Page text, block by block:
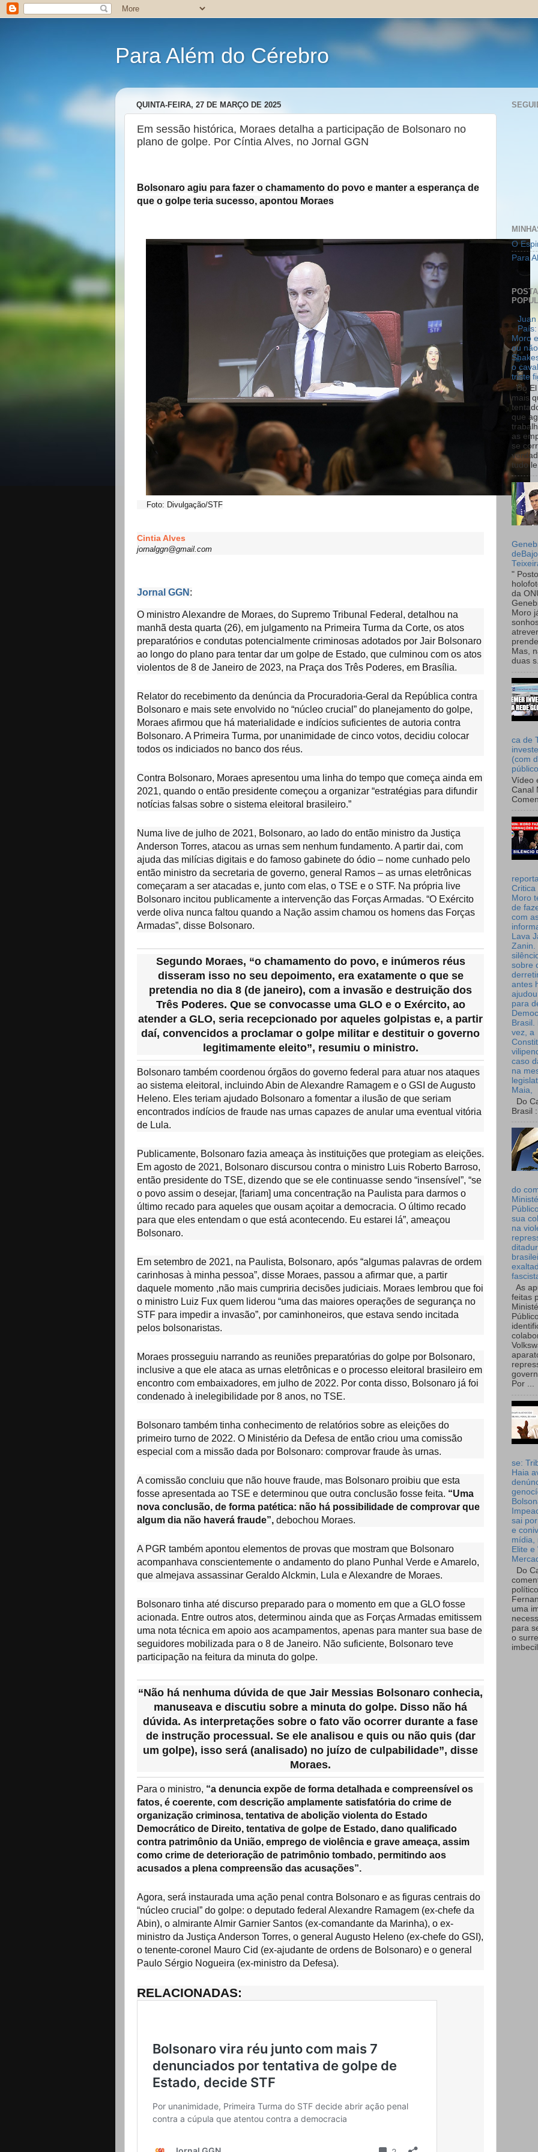
Para Além do Cérebro
QUINTA-FEIRA, 27 DE MARÇO DE 2025
Em sessão histórica, Moraes detalha a participação de Bolsonaro no
plano de golpe. Por Cíntia Alves, no Jornal GGN
Bolsonaro agiu para fazer o chamamento do povo e manter a esperança de
que o golpe teria sucesso, apontou Moraes
Foto: Divulgação/STF
Cintia Alves
jornalggn@gmail.com
Jornal GGN :
O ministro Alexandre de Moraes, do Supremo Tribunal Federal, detalhou na
manhã desta quarta (26), em julgamento na Primeira Turma da Corte, os atos
preparatórios e condutas potencialmente criminosas adotados por Jair Bolsonaro
ao longo do plano para tentar dar um golpe de Estado, que culminou com os atos
violentos de 8 de Janeiro de 2023, na Praça dos Três Poderes, em Brasília.
Relator do recebimento da denúncia da Procuradoria-Geral da República contra
Bolsonaro e mais sete envolvido no “núcleo crucial” do planejamento do golpe,
Moraes afirmou que há materialidade e indícios suficientes de autoria contra
Bolsonaro. A Primeira Turma, por unanimidade de cinco votos, decidiu colocar
todos os indiciados no banco dos réus.
Contra Bolsonaro, Moraes apresentou uma linha do tempo que começa ainda em
2021, quando o então presidente começou a organizar “estratégias para difundir
notícias falsas sobre o sistema eleitoral brasileiro.”
Numa live de julho de 2021, Bolsonaro, ao lado do então ministro da Justiça
Anderson Torres, atacou as urnas sem nenhum fundamento. A partir dai, com
ajuda das milícias digitais e do famoso gabinete do ódio – nome cunhado pelo
então ministro da secretaria de governo, general Ramos – as urnas eletrônicas
começaram a ser atacadas e, junto com elas, o TSE e o STF. Na própria live
Bolsonaro incitou publicamente a intervenção das Forças Armadas. “O Exército
verde oliva nunca faltou quando a Nação assim chamou os homens das Forças
Armadas”, disse Bolsonaro.
Segundo Moraes, “o chamamento do povo, e inúmeros réus
disseram isso no seu depoimento, era exatamente o que se
pretendia no dia 8 (de janeiro), com a invasão e destruição dos
Três Poderes. Que se convocasse uma GLO e o Exército, ao
atender a GLO, seria recepcionado por aqueles golpistas e, a partir
daí, convencidos a proclamar o golpe militar e destituir o governo
legitimamente eleito”, resumiu o ministro.
Bolsonaro também coordenou órgãos do governo federal para atuar nos ataques
ao sistema eleitoral, incluindo Abin de Alexandre Ramagem e o GSI de Augusto
Heleno. Eles teriam ajudado Bolsonaro a fomentar a ilusão de que seriam
encontrados indícios de fraude nas urnas capazes de anular uma eventual vitória
de Lula.
Publicamente, Bolsonaro fazia ameaça às instituições que protegiam as eleições.
Em agosto de 2021, Bolsonaro discursou contra o ministro Luis Roberto Barroso,
então presidente do TSE, dizendo que se ele continuasse sendo “insensível”, “se
o povo assim o desejar, [fariam] uma concentração na Paulista para darmos o
último recado para aqueles que ousam açoitar a democracia. O último recado
para que eles entendam o que está acontecendo. Eu estarei lá”, ameaçou
Bolsonaro.
Em setembro de 2021, na Paulista, Bolsonaro, após “algumas palavras de ordem
carinhosas à minha pessoa”, disse Moraes, passou a afirmar que, a partir
daquele momento ,não mais cumpriria decisões judiciais. Moraes lembrou que foi
o ministro Luiz Fux quem liderou “uma das maiores operações de segurança no
STF para impedir a invasão”, por caminhoneiros, que estava sendo incitada
pelos bolsonaristas.
Moraes prosseguiu narrando as reuniões preparatórias do golpe por Bolsonaro,
inclusive a que ele ataca as urnas eletrônicas e o processo eleitoral brasileiro em
encontro com embaixadores, em julho de 2022. Por conta disso, Bolsonaro já foi
condenado à inelegibilidade por 8 anos, no TSE.
Bolsonaro também tinha conhecimento de relatórios sobre as eleições do
primeiro turno de 2022. O Ministério da Defesa de então criou uma comissão
especial com a missão dada por Bolsonaro: comprovar fraude às urnas.
A comissão concluiu que não houve fraude, mas Bolsonaro proibiu que esta
fosse apresentada ao TSE e determinou que outra conclusão fosse feita. “Uma
nova conclusão, de forma patética: não há possibilidade de comprovar que
algum dia não haverá fraude”, debochou Moraes.
A PGR também apontou elementos de provas que mostram que Bolsonaro
acompanhava conscientemente o andamento do plano Punhal Verde e Amarelo,
que almejava assassinar Geraldo Alckmin, Lula e Alexandre de Moraes.
Bolsonaro tinha até discurso preparado para o momento em que a GLO fosse
acionada. Entre outros atos, determinou ainda que as Forças Armadas emitissem
uma nota técnica em apoio aos acampamentos, apenas para manter sua base de
seguidores mobilizada para o 8 de Janeiro. Não suficiente, Bolsonaro teve
participação na feitura da minuta do golpe.
“Não há nenhuma dúvida de que Jair Messias Bolsonaro conhecia,
manuseava e discutiu sobre a minuta do golpe. Disso não há
dúvida. As interpretações sobre o fato vão ocorrer durante a fase
de instrução processual. Se ele analisou e quis ou não quis (dar
um golpe), isso será (analisado) no juízo de culpabilidade”, disse
Moraes.
Para o ministro, “a denuncia expõe de forma detalhada e compreensível os
fatos, é coerente, com descrição amplamente satisfatória do crime de
organização criminosa, tentativa de abolição violenta do Estado
Democrático de Direito, tentativa de golpe de Estado, dano qualificado
contra patrimônio da União, emprego de violência e grave ameaça, assim
como crime de deterioração de patrimônio tombado, permitindo aos
acusados a plena compreensão das acusações”.
Agora, será instaurada uma ação penal contra Bolsonaro e as figuras centrais do
“núcleo crucial” do golpe: o deputado federal Alexandre Ramagem (ex-chefe da
Abin), o almirante Almir Garnier Santos (ex-comandante da Marinha), o ex-
ministro da Justiça Anderson Torres, o general Augusto Heleno (ex-chefe do GSI),
o tenente-coronel Mauro Cid (ex-ajudante de ordens de Bolsonaro) e o general
Paulo Sérgio Nogueira (ex-ministro da Defesa).
RELACIONADAS:
O
Para
Juan
Moro
ou
o
triste
Do El
mais
que
as
se
tudo
"
da
Moro
Mas,
duas
ca de
(com
Vídeo
Canal
Critica
Moro
de
com
Lava
Zanin.
sobre
antes
para
Brasil.
vez, a
caso
na
Maia,
Do
Brasil :
do
sua
na
As
feitas
Por ...
se:
Haia
sai
e
mídia,
Elite e
Do
uma
para
o